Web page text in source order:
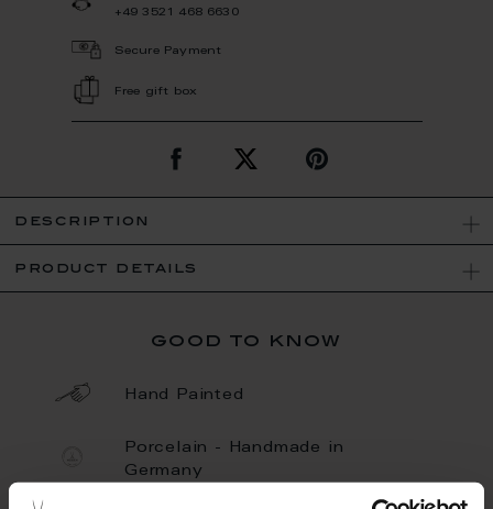
+49 3521 468 6630
Secure Payment
Free gift box
description
product details
good to know
Hand Painted
Porcelain - Handmade in
Germany